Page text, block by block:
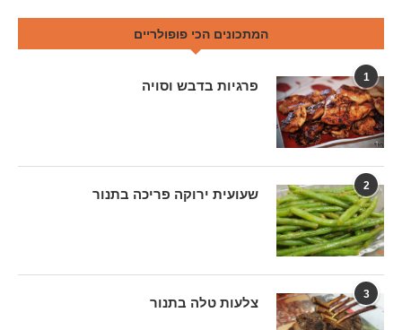
המתכונים הכי פופולריים
1
פרגיות בדבש וסויה
2
שעועית ירוקה פריכה בתנור
3
צלעות טלה בתנור